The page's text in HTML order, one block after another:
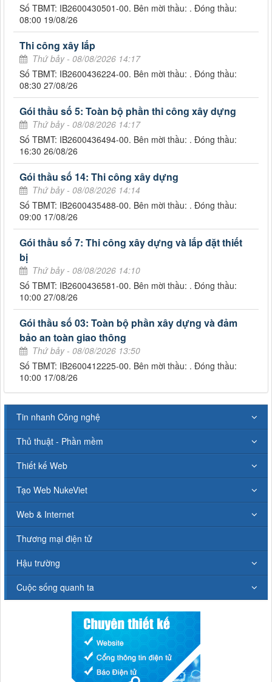
Số TBMT: IB2600430501-00. Bên mời thầu: . Đóng thầu:
08:00 19/08/26
Thi công xây lắp
Thứ bảy - 08/08/2026 14:17
Số TBMT: IB2600436224-00. Bên mời thầu: . Đóng thầu:
08:30 27/08/26
Gói thầu số 5: Toàn bộ phần thi công xây dựng
Thứ bảy - 08/08/2026 14:17
Số TBMT: IB2600436494-00. Bên mời thầu: . Đóng thầu:
16:30 26/08/26
Gói thầu số 14: Thi công xây dựng
Thứ bảy - 08/08/2026 14:14
Số TBMT: IB2600435488-00. Bên mời thầu: . Đóng thầu:
09:00 17/08/26
Gói thầu số 7: Thi công xây dựng và lắp đặt thiết
bị
Thứ bảy - 08/08/2026 14:10
Số TBMT: IB2600436581-00. Bên mời thầu: . Đóng thầu:
10:00 27/08/26
Gói thầu số 03: Toàn bộ phần xây dựng và đảm
bảo an toàn giao thông
Thứ bảy - 08/08/2026 13:50
Số TBMT: IB2600412225-00. Bên mời thầu: . Đóng thầu:
10:00 17/08/26
Tin nhanh Công nghệ
Thủ thuật - Phần mềm
Thiết kế Web
Tạo Web NukeViet
Web & Internet
Thương mại điện tử
Hậu trường
Cuộc sống quanh ta